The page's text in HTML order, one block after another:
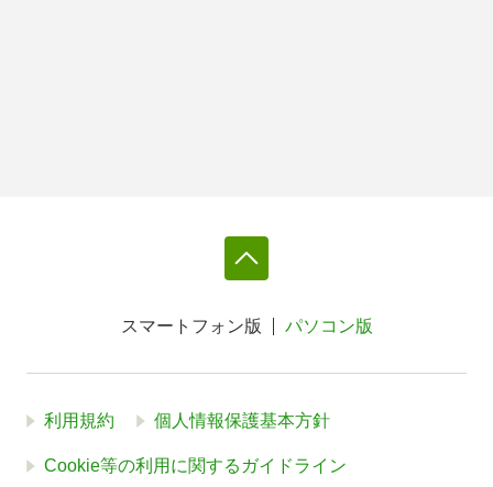
スマートフォン版 パソコン版
利用規約 個人情報保護基本方針
Cookie等の利用に関するガイドライン